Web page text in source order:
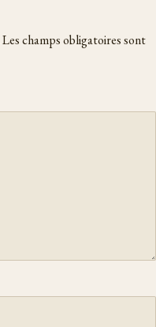
Les champs obligatoires sont